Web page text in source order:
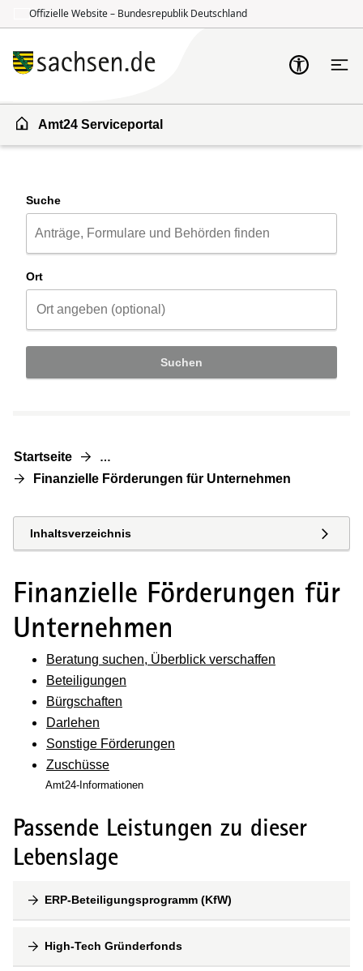
Offizielle Website – Bundesrepublik Deutschland
Amt24 Serviceportal
Suche
Ort
Suchen
Startseite …
Finanzielle Förderungen für Unternehmen
Inhaltsverzeichnis
Finanzielle Förderungen für
Unternehmen
Beratung suchen, Überblick verschaffen
Beteiligungen
Bürgschaften
Darlehen
Sonstige Förderungen
Zuschüsse
Amt24-Informationen
Passende Leistungen zu dieser
Lebenslage
ERP-Beteiligungsprogramm (KfW)
High-Tech Gründerfonds